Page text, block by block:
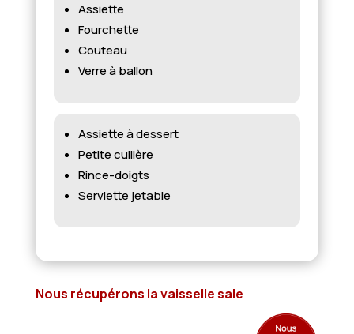
Assiette
Fourchette
Couteau
Verre à ballon
Assiette à dessert
Petite cuillère
Rince-doigts
Serviette jetable
Nous récupérons la vaisselle sale